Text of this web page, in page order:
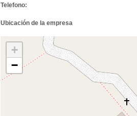
Telefono:
Ubicación de la empresa
+
−